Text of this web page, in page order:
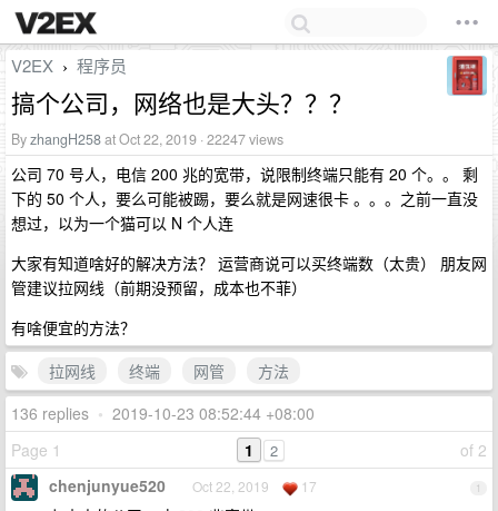
V2EX › 程序员
搞个公司，网络也是大头？？？
ByzhangH258at Oct 22, 2019 · 22247 views
公司 70 号人，电信 200 兆的宽带，说限制终端只能有 20 个。。 剩
下的 50 个人，要么可能被踢，要么就是网速很卡 。。。之前一直没
想过，以为一个猫可以 N 个人连
大家有知道啥好的解决方法？ 运营商说可以买终端数（太贵） 朋友网
管建议拉网线（前期没预留，成本也不菲）
有啥便宜的方法？
拉网线
终端 网管
方法
136 replies • 2019-10-23 08:52:44 +08:00
Page 1
of 2
1 2
1
chenjunyue520 Oct 22, 2019 17